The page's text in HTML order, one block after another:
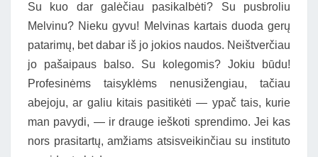
Su kuo dar galėčiau pasikalbėti? Su pusbroliu
Melvinu? Nieku gyvu! Melvinas kartais duoda gerų
patarimų, bet dabar iš jo jokios naudos. Neištverčiau
jo pašaipaus balso. Su kolegomis? Jokiu būdu!
Profesinėms taisyklėms nenusižengiau, tačiau
abejoju, ar galiu kitais pasitikėti — ypač tais, kurie
man pavydi, — ir drauge ieškoti sprendimo. Jei kas
nors prasitartų, amžiams atsisveikinčiau su instituto